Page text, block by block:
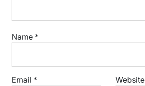
Name *
Email * Website